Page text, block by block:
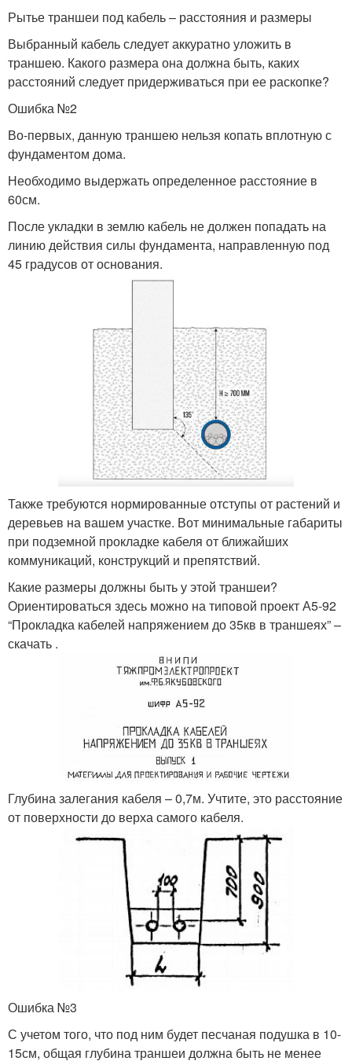
Рытье траншеи под кабель – расстояния и размеры
Выбранный кабель следует аккуратно уложить в
траншею. Какого размера она должна быть, каких
расстояний следует придерживаться при ее раскопке?
Ошибка №2
Во-первых, данную траншею нельзя копать вплотную с
фундаментом дома.
Необходимо выдержать определенное расстояние в
60см.
После укладки в землю кабель не должен попадать на
линию действия силы фундамента, направленную под
45 градусов от основания.
Также требуются нормированные отступы от растений и
деревьев на вашем участке. Вот минимальные габариты
при подземной прокладке кабеля от ближайших
коммуникаций, конструкций и препятствий.
Какие размеры должны быть у этой траншеи?
Ориентироваться здесь можно на типовой проект А5-92
“Прокладка кабелей напряжением до 35кв в траншеях” –
скачать .
Глубина залегания кабеля – 0,7м. Учтите, это расстояние
от поверхности до верха самого кабеля.
Ошибка №3
С учетом того, что под ним будет песчаная подушка в 10-
15см, общая глубина траншеи должна быть не менее